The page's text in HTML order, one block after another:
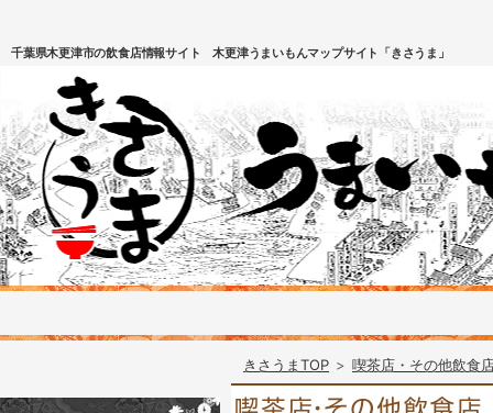
千葉県木更津市の飲食店情報サイト 木更津うまいもんマップサイト「きさうま」
きさうまTOP > 喫茶店・その他飲食